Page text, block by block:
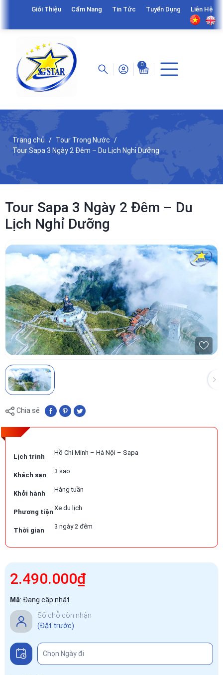
Giới Thiệu Cẩm Nang Tin Tức Tuyển Dụng Liên Hệ
0
Trang chủ
Tour Trong Nước
Tour Sapa 3 Ngày 2 Đêm – Du Lịch Nghỉ Dưỡng
Tour Sapa 3 Ngày 2 Đêm – Du
Lịch Nghỉ Dưỡng
Chia sẻ
Lịch trình
Hồ Chí Minh – Hà Nội – Sapa
Khách sạn
3 sao
Khởi hành
Hàng tuần
Phương tiện
Xe du lịch
Thời gian
3 ngày 2 đêm
2.490.000₫
Mã: Đang cập nhật
Số chỗ còn nhận
(Đặt trước)